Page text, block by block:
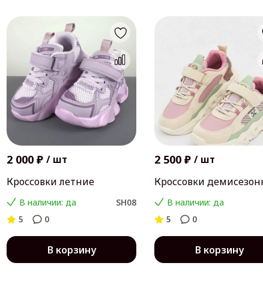
2 000 ₽ / шт
Кроссовки летние
В наличии: да
SH08
5
0
В корзину
2 500 ₽ / шт
Кроссовки
В наличии: да
5
0
В корзину